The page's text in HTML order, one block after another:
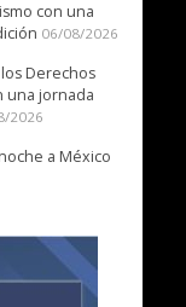
con una
06/08/2026
Derechos
una jornada
2026
a México